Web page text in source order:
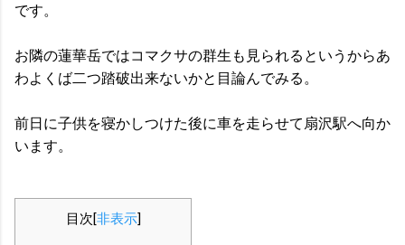
です。
お隣の蓮華岳ではコマクサの群生も見られるというからあ
わよくば二つ踏破出来ないかと目論んでみる。
前日に子供を寝かしつけた後に車を走らせて扇沢駅へ向か
います。
目次[非表示]